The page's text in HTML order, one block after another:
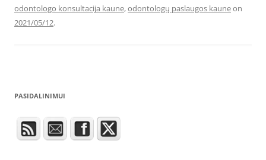
odontologo konsultacija kaune,odontologų paslaugos kauneon
2021/05/12.
PASIDALINIMUI